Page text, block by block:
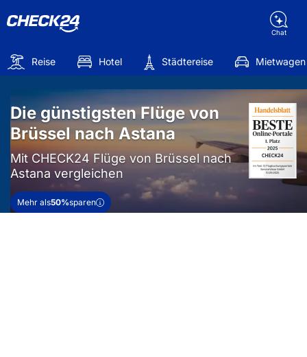
Chat
Reise Hotel Städtereise Mietwagen
Die günstigsten Flüge von
Brüssel nach Astana
Mit CHECK24 Flüge von Brüssel nach
Astana vergleichen
Mehr als50%sparen